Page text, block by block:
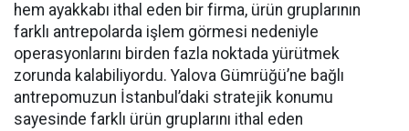
hem ayakkabı ithal eden bir firma, ürün gruplarının
farklı antrepolarda işlem görmesi nedeniyle
operasyonlarını birden fazla noktada yürütmek
zorunda kalabiliyordu. Yalova Gümrüğü’ne bağlı
antrepomuzun İstanbul’daki stratejik konumu
sayesinde farklı ürün gruplarını ithal eden